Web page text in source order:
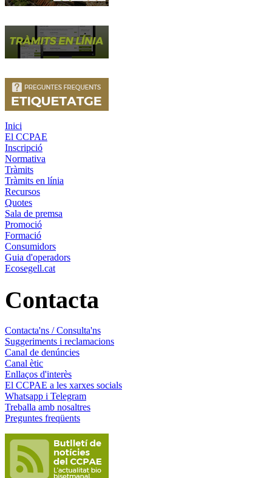
Inici
El CCPAE
Inscripció
Normativa
Tràmits
Tràmits en línia
Recursos
Quotes
Sala de premsa
Promoció
Formació
Consumidors
Guia d'operadors
Ecosegell.cat
Contacta
Contacta'ns / Consulta'ns
Suggeriments i reclamacions
Canal de denúncies
Canal ètic
Enllaços d'interès
El CCPAE a les xarxes socials
Whatsapp i Telegram
Treballa amb nosaltres
Preguntes freqüents